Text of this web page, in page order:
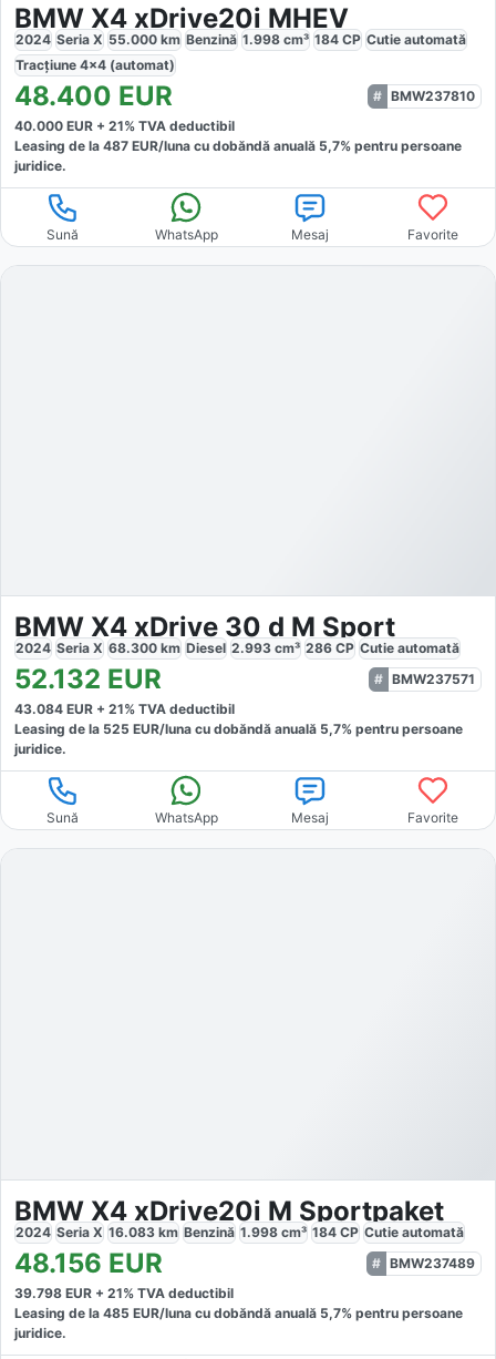
BMW X4 xDrive20i MHEV
2024 Seria X 55.000 km Benzină 1.998 cm³ 184 CP Cutie automată
Tracțiune 4x4 (automat)
48.400 EUR
BMW237810
40.000 EUR + 21% TVA deductibil
Leasing de la 487 EUR/luna cu dobăndă anuală 5,7% pentru persoane
juridice.
Sună WhatsApp Mesaj Favorite
BMW X4 xDrive 30 d M Sport
2024 Seria X 68.300 km Diesel 2.993 cm³ 286 CP Cutie automată
52.132 EUR
BMW237571
43.084 EUR + 21% TVA deductibil
Leasing de la 525 EUR/luna cu dobăndă anuală 5,7% pentru persoane
juridice.
Sună WhatsApp Mesaj Favorite
BMW X4 xDrive20i M Sportpaket
2024 Seria X 16.083 km Benzină 1.998 cm³ 184 CP Cutie automată
48.156 EUR
BMW237489
39.798 EUR + 21% TVA deductibil
Leasing de la 485 EUR/luna cu dobăndă anuală 5,7% pentru persoane
juridice.